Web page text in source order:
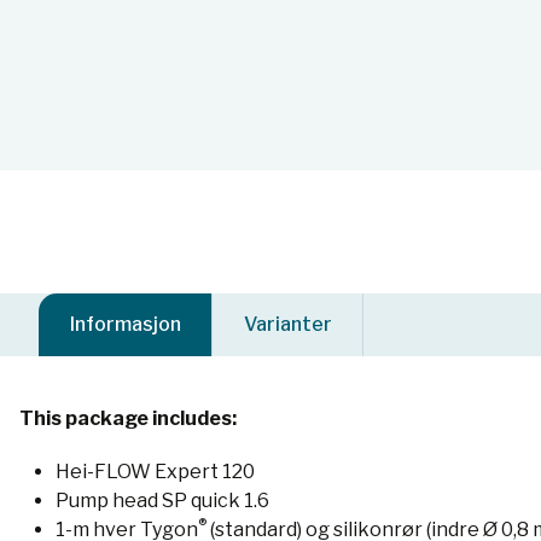
Informasjon Varianter
This package includes:
Hei-FLOW Expert 120
Pump head SP quick 1.6
1-m hver Tygon® (standard) og silikonrør (indre Ø 0,8